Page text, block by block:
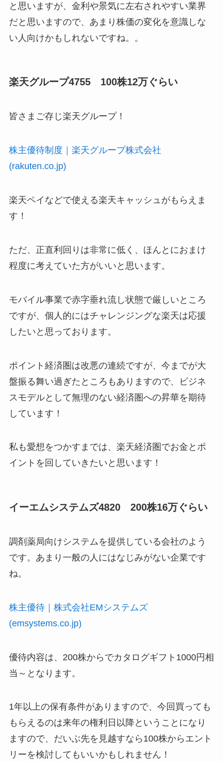
と思いますが、金利や景気に左右されやすい業界
だと思いますので、あまり株価の変化を意識しな
い人向けかもしれないですね。。
楽天グループ4755 100株12万ぐらい
皆さまご存じ楽天グループ！
株主優待制度｜楽天グループ株式会社
(rakuten.co.jp)
楽天ペイなどで使える楽天キャッシュがもらえま
す！
ただ、正直利回りは非常に低く、ほんとにおまけ
程度に考えていた方がいいと思います。
モバイル事業で赤字垂れ流し状態で厳しいところ
ですが、個人的にはチャレンジングな楽天は応援
したいと思っております。
ポイント経済圏は改悪の連続ですが、今までが大
盤振る舞い過ぎたところもありますので、ビジネ
スモデルとして無理のない経済圏への昇華を期待
しています！
私も愛想をつかすまでは、楽天経済圏でお金とポ
イントを回していきたいと思います！
イーエムシステムズ4820 200株16万ぐらい
調剤薬局向けシステムを提供している会社のよう
です。あまり一般の人にはなじみがない企業です
ね。
株主優待｜株式会社EMシステムズ
(emsystems.co.jp)
優待内容は、200株からでカタログギフト1000円相
当～となります。
1年以上の保有条件がありますので、今回買っても
もらえるのは来年の権利日以降ということになり
ますので、だいぶ先を見越すなら100株からエント
リーを検討してもいいかもしれません！